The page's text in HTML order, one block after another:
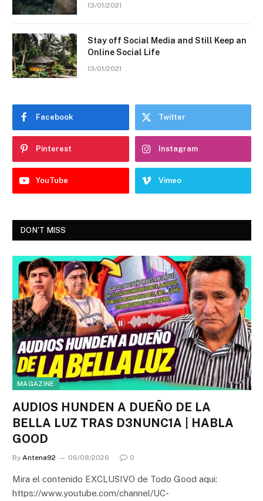
13/01/2021
Stay off Social Media and Still Keep an
Online Social Life
13/01/2021
Facebook Twitter
Pinterest Instagram
YouTube Vimeo
DON'T MISS
MAGAZINE
AUDIOS HUNDEN A DUEÑO DE LA
BELLA LUZ TRAS D3NUNC1A | HABLA
GOOD
By Antena92 06/08/2026 0
Mira el contenido EXCLUSIVO de Todo Good aqui:
https://www.youtube.com/channel/UC-